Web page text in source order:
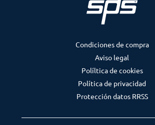
Condiciones de compra
Aviso legal
Políltica de cookies
Política de privacidad
Protección datos RRSS